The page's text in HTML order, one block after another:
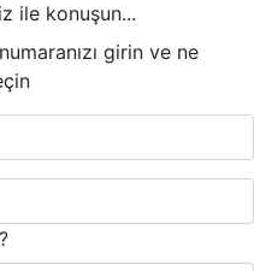
ile konuşun...
girin ve ne